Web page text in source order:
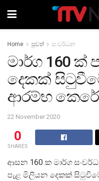
Home පුවත් සංවර්ධන
මාර්ග 160 ක්
දෙකක්
ආරම්භ කෙරේ
22 November 2020
0
SHARES
ආසන 160 ක මාර්ග
පැළ මිලියන දෙකක්